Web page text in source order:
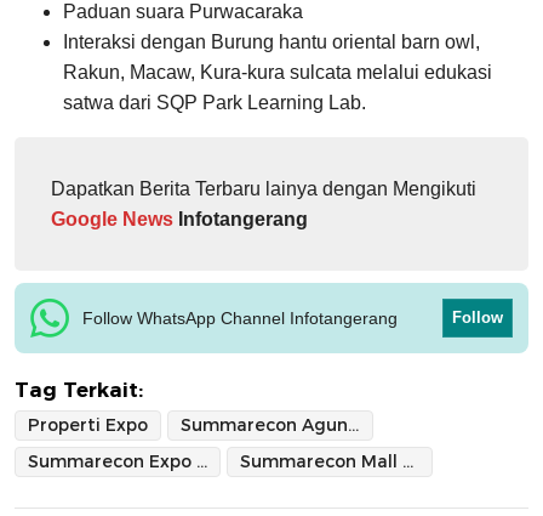
Paduan suara Purwacaraka
Interaksi dengan Burung hantu oriental barn owl,
Rakun, Macaw, Kura-kura sulcata melalui edukasi
satwa dari SQP Park Learning Lab.
Dapatkan Berita Terbaru lainya dengan Mengikuti
Google News Infotangerang
Follow WhatsApp Channel Infotangerang Follow
Tag Terkait:
Properti Expo
Summarecon Agung Tbk
Summarecon Expo 2025
Summarecon Mall Serpong